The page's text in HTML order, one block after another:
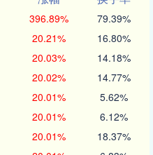
396.89% 79.39%
20.21% 16.80%
20.03% 14.18%
20.02% 14.77%
20.01% 5.62%
20.01% 6.12%
20.01% 18.37%